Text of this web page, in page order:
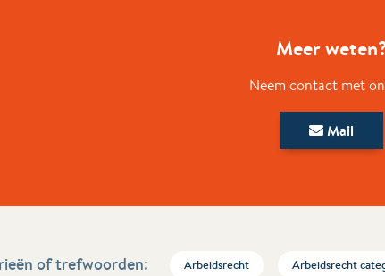
Meer
Neem contact met
Mail
of trefwoorden: Arbeidsrecht Arbeidsrecht